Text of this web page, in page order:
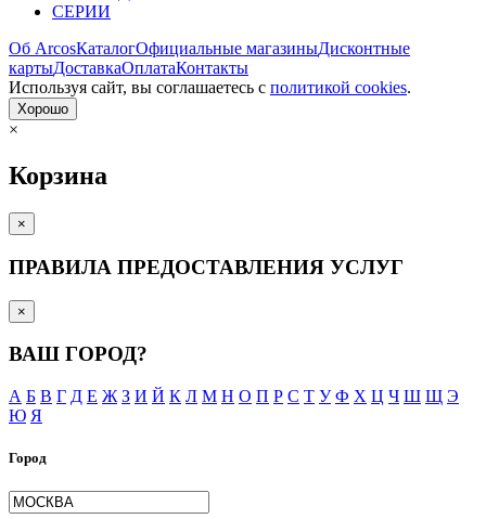
СЕРИИ
Об ArcosКаталогОфициальные магазиныДисконтные
картыДоставкаОплатаКонтакты
Используя сайт, вы согла­шаетесь с политикой cookies.
Хорошо
×
Корзина
×
ПРАВИЛА ПРЕДОСТАВЛЕНИЯ УСЛУГ
×
ВАШ ГОРОД?
А Б В Г Д Е Ж З И Й К Л М Н О П Р С Т У Ф Х Ц Ч Ш Щ Э
Ю Я
Город